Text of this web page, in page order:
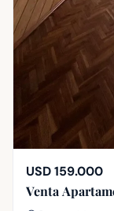
USD 159.000
Venta